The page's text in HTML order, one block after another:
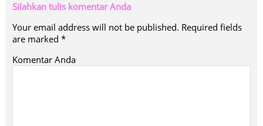
Silahkan tulis komentar Anda
Your email address will not be published. Required fields
are marked *
Komentar Anda